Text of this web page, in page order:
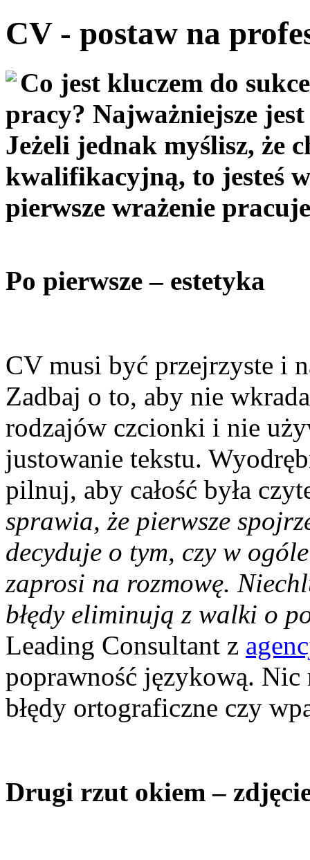
CV - postaw na
Co jest kluczem do
pracy? Najważniejsze
Jeżeli jednak myślisz, że
kwalifikacyjną, to jesteś
pierwsze wrażenie
Po pierwsze – estetyka
CV musi być przejrzyste i
Zadbaj o to, aby nie
rodzajów czcionki i nie
justowanie tekstu.
pilnuj, aby całość była
sprawia, że pierwsze
decyduje o tym, czy w
zaprosi na rozmowę.
błędy eliminują z walki o
Leading Consultant z
poprawność językową.
błędy ortograficzne czy
Drugi rzut okiem –